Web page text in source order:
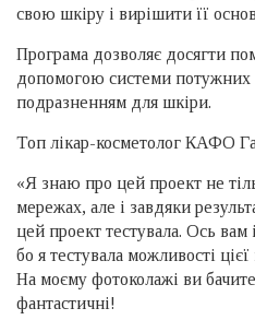
свою шкіру і вирішити її
Програма дозволяє досягти
допомогою системи потужних
подразненням для шкіри.
Топ лікар-косметолог КАФО
«Я знаю про цей проект не
мережах, але і завдяки
цей проект тестувала. Ось
бо я тестувала можливості
На моєму фотоколажі ви
фантастичні!